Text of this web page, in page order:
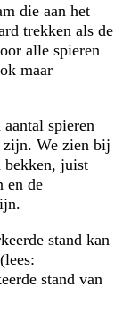
die aan het
trekken als de
alle spieren
maar
spieren
zijn. We zien bij
bekken, juist
en de
stand kan
stand van